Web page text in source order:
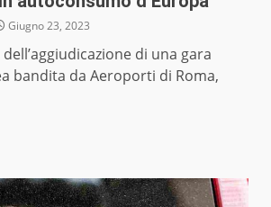
Giugno 23, 2023
di una gara
bandita da Aeroporti di Roma,